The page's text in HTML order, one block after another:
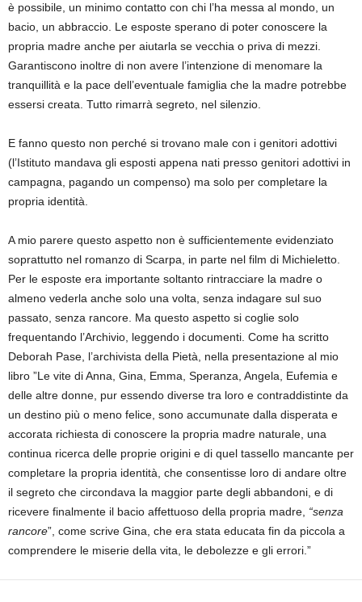
è possibile, un minimo contatto con chi l’ha messa al mondo, un
bacio, un abbraccio. Le esposte sperano di poter conoscere la
propria madre anche per aiutarla se vecchia o priva di mezzi.
Garantiscono inoltre di non avere l’intenzione di menomare la
tranquillità e la pace dell’eventuale famiglia che la madre potrebbe
essersi creata. Tutto rimarrà segreto, nel silenzio.
E fanno questo non perché si trovano male con i genitori adottivi
(l’Istituto mandava gli esposti appena nati presso genitori adottivi in
campagna, pagando un compenso) ma solo per completare la
propria identità.
A mio parere questo aspetto non è sufficientemente evidenziato
soprattutto nel romanzo di Scarpa, in parte nel film di Michieletto.
Per le esposte era importante soltanto rintracciare la madre o
almeno vederla anche solo una volta, senza indagare sul suo
passato, senza rancore. Ma questo aspetto si coglie solo
frequentando l’Archivio, leggendo i documenti. Come ha scritto
Deborah Pase, l’archivista della Pietà, nella presentazione al mio
libro ”Le vite di Anna, Gina, Emma, Speranza, Angela, Eufemia e
delle altre donne, pur essendo diverse tra loro e contraddistinte da
un destino più o meno felice, sono accumunate dalla disperata e
accorata richiesta di conoscere la propria madre naturale, una
continua ricerca delle proprie origini e di quel tassello mancante per
completare la propria identità, che consentisse loro di andare oltre
il segreto che circondava la maggior parte degli abbandoni, e di
ricevere finalmente il bacio affettuoso della propria madre, “senza
rancore”, come scrive Gina, che era stata educata fin da piccola a
comprendere le miserie della vita, le debolezze e gli errori.”